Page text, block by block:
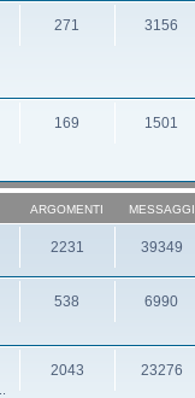
271 3156
169 1501
ARGOMENTI MESSAGGI
2231 39349
538 6990
2043 23276